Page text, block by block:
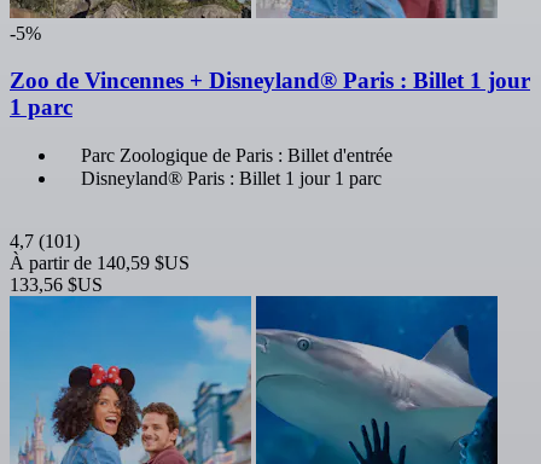
-5%
Zoo de Vincennes + Disneyland® Paris : Billet 1 jour
1 parc
Parc Zoologique de Paris : Billet d'entrée
Disneyland® Paris : Billet 1 jour 1 parc
4,7 (101)
À partir de 140,59 $US
133,56 $US